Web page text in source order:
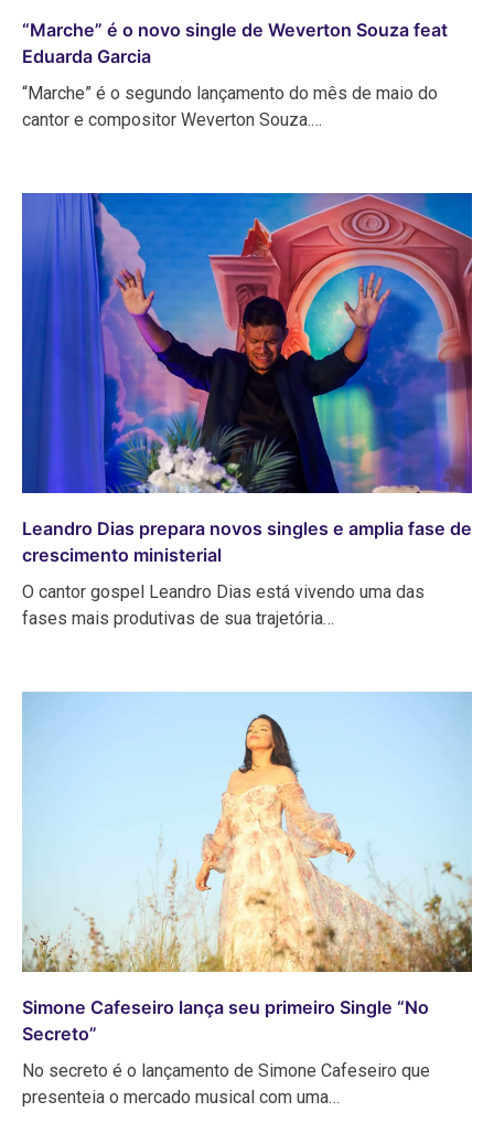
“Marche” é o novo single de Weverton Souza feat
Eduarda Garcia
“Marche” é o segundo lançamento do mês de maio do
cantor e compositor Weverton Souza.…
Leandro Dias prepara novos singles e amplia fase de
crescimento ministerial
O cantor gospel Leandro Dias está vivendo uma das
fases mais produtivas de sua trajetória…
Simone Cafeseiro lança seu primeiro Single “No
Secreto”
No secreto é o lançamento de Simone Cafeseiro que
presenteia o mercado musical com uma…